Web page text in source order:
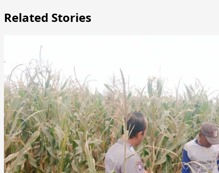
Related Stories